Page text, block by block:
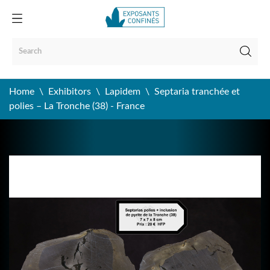
Home Exhibitors Lapidem
Septaria tranchée et
polies – La Tronche (38) - France